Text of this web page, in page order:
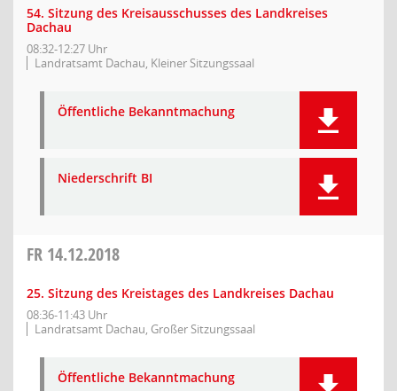
54. Sitzung des Kreisausschusses des Landkreises
Dachau
08:32-12:27 Uhr
Landratsamt Dachau, Kleiner Sitzungssaal
Öffentliche Bekanntmachung
Niederschrift BI
FR 14.12.2018
25. Sitzung des Kreistages des Landkreises Dachau
08:36-11:43 Uhr
Landratsamt Dachau, Großer Sitzungssaal
Öffentliche Bekanntmachung